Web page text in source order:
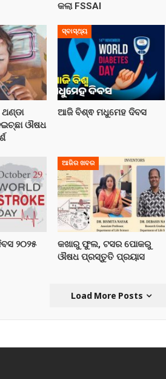
କଲା FSSAI
ଔଷଧ
ସ୍ବାସ୍ଥ୍ୟ
ଆଜି ବିଶ୍ଵ ମଧୁମେହ ଦିବସ
୨୦୨୫
ଆଜିର ଖବର
କଖାରୁ ଫୁଲ, ଟସର ପୋକରୁ
ଔଷଧ ପ୍ରସ୍ତୁତି ପ୍ରୟାସ
Load More Posts